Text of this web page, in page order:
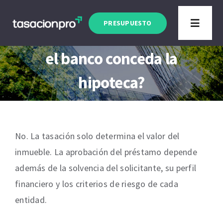
Toggle
Tipo de Inmueble
Finalidad
PRESUPUESTO
¿La tasación garantiza que
el banco conceda la
hipoteca?
No. La tasación solo determina el valor del
inmueble. La aprobación del préstamo depende
además de la solvencia del solicitante, su perfil
financiero y los criterios de riesgo de cada
entidad.